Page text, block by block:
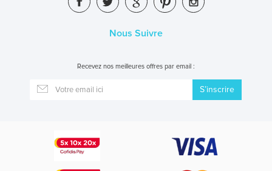
Nous Suivre
Recevez nos meilleures offres par email :
S’inscrire